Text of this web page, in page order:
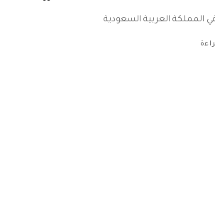
العربية السعودية